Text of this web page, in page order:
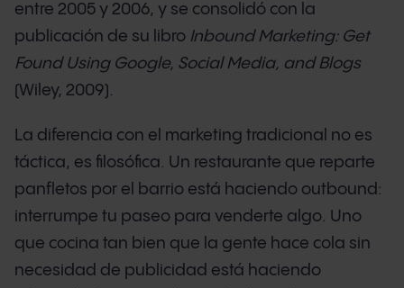
entre 2005 y 2006, y se consolidó con la
publicación de su libro Inbound Marketing: Get
Found Using Google, Social Media, and Blogs
(Wiley, 2009).
La diferencia con el marketing tradicional no es
táctica, es filosófica. Un restaurante que reparte
panfletos por el barrio está haciendo outbound:
interrumpe tu paseo para venderte algo. Uno
que cocina tan bien que la gente hace cola sin
necesidad de publicidad está haciendo